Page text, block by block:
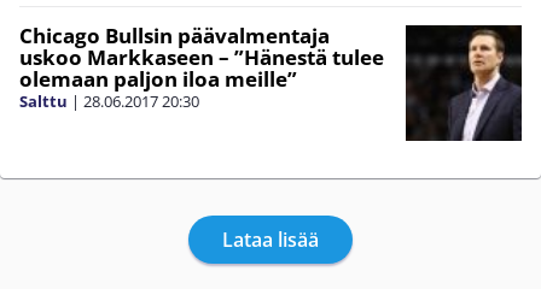
Chicago Bullsin päävalmentaja
uskoo Markkaseen – ”Hänestä tulee
olemaan paljon iloa meille”
Salttu | 28.06.201720:30
Lataa lisää